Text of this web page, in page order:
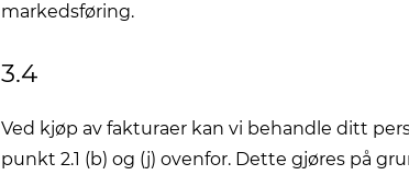
markedsføring.
3.4
Ved kjøp av fakturaer kan vi behandle ditt
punkt 2.1 (b) og (j) ovenfor. Dette gjøres på